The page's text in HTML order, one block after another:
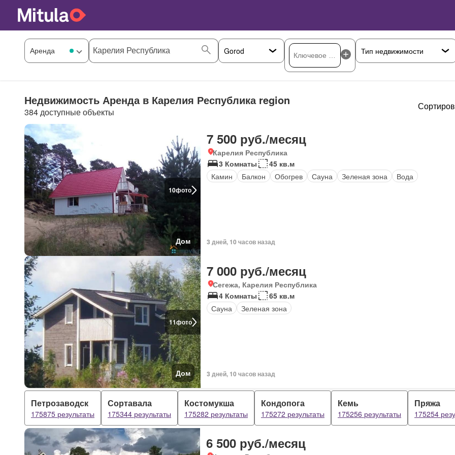
Недвижимость Аренда в Карелия Республика region
384 доступные объекты
10фото
Дом
7 500 руб./месяц
Карелия Республика
3 Комнаты
45 кв.м
Камин
Балкон Обогрев Сауна Зеленая зона Вода
3 дней, 10 часов назад
11фото
Дом
7 000 руб./месяц
Сегежа, Карелия Республика
4 Комнаты
65 кв.м
Сауна
Зеленая зона
3 дней, 10 часов назад
Петрозаводск
175875 результаты
Сортавала
175344 результаты
Костомукша
175282 результаты
Кондопога
175272 результаты
Кемь
175256 результаты
Пряжа
175254
6 500 руб./месяц